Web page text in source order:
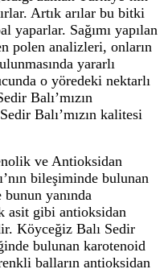
Artık arılar bu bitki
Sağımı yapılan
polen analizleri, onların
yararlı
o yöredeki nektarlı
Balı’mızın
Balı’mızın kalitesi
ve Antioksidan
bileşiminde bulunan
yanında
asit gibi antioksidan
Köyceğiz Balı Sedir
bulunan karotenoid
balların antioksidan